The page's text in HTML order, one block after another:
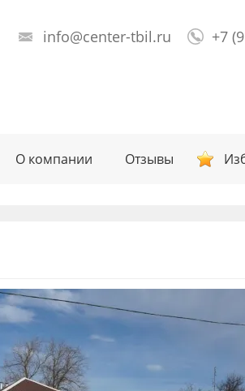
info@center-tbil.ru +7
О компании Отзывы